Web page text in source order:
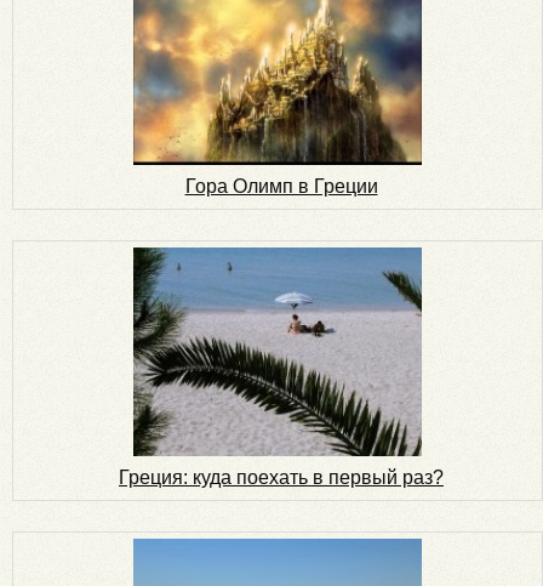
Гора Олимп в Греции
Греция: куда поехать в первый раз?